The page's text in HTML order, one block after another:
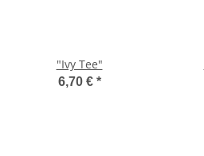
"Ivy Tee"
6,70 € *